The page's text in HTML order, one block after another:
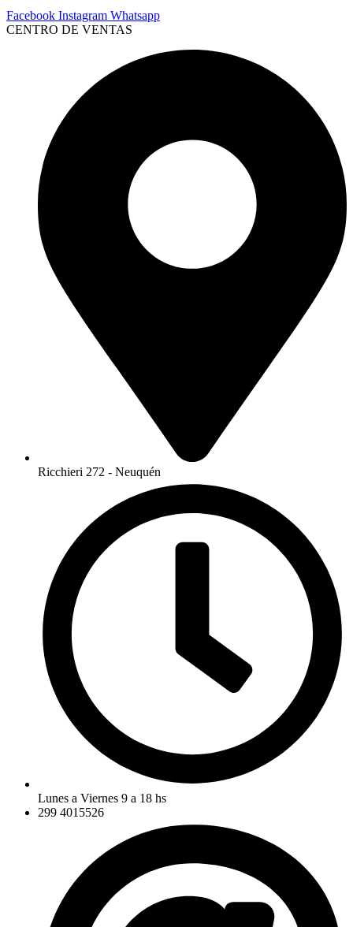
Facebook Instagram Whatsapp
CENTRO DE VENTAS
Ricchieri 272 - Neuquén
Lunes a Viernes 9 a 18 hs
299 4015526